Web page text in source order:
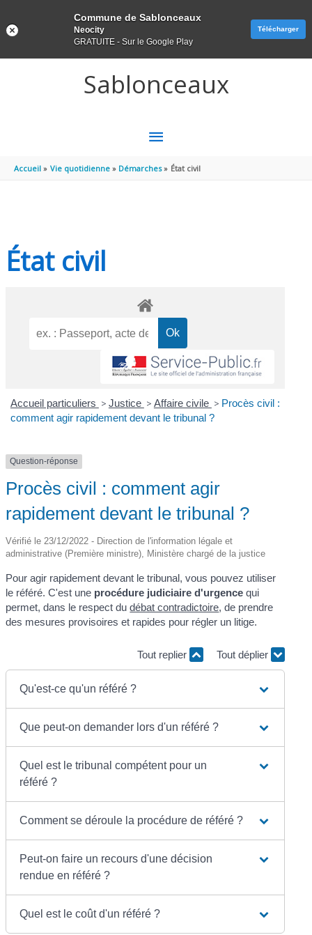
Sablonceaux
MENU
PRINCIPAL
Accueil Vie quotidienne Démarches État civil
État civil
Accueil particuliers > Justice > Affaire civile > Procès civil :
comment agir rapidement devant le tribunal ?
Question-réponse
Procès civil : comment agir
rapidement devant le tribunal ?
Vérifié le 23/12/2022 - Direction de l'information légale et
administrative (Première ministre), Ministère chargé de la justice
Pour agir rapidement devant le tribunal, vous pouvez utiliser
le référé. C'est une procédure judiciaire d'urgence qui
permet, dans le respect dudébat contradictoire, de prendre
des mesures provisoires et rapides pour régler un litige.
Tout replier Tout déplier
Qu'est-ce qu'un référé ?
Que peut-on demander lors d'un référé ?
Quel est le tribunal compétent pour un
référé ?
Comment se déroule la procédure de référé ?
Peut-on faire un recours d'une décision
rendue en référé ?
Quel est le coût d'un référé ?
Commune de Sablonceaux
Neocity
GRATUITE - Sur le Google Play
Télécharger